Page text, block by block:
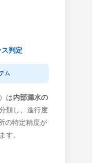
判定
ム
は内部漏水の
類し、進行度
の特定精度が
す。